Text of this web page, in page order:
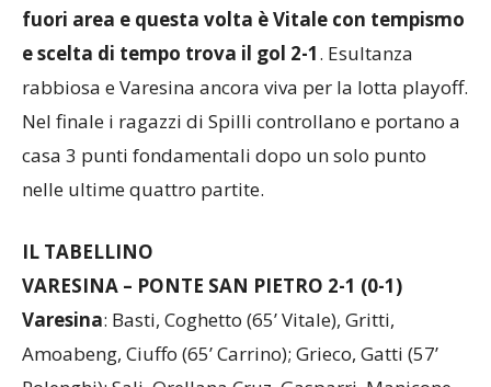
fuori area e questa volta è Vitale con tempismo
e scelta di tempo trova il gol 2-1. Esultanza
rabbiosa e Varesina ancora viva per la lotta playoff.
Nel finale i ragazzi di Spilli controllano e portano a
casa 3 punti fondamentali dopo un solo punto
nelle ultime quattro partite.
IL TABELLINO
VARESINA – PONTE SAN PIETRO 2-1 (0-1)
Varesina: Basti, Coghetto (65’ Vitale), Gritti,
Amoabeng, Ciuffo (65’ Carrino); Grieco, Gatti (57’